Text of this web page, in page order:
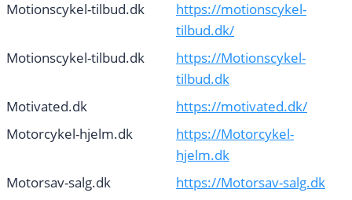
Motionscykel-tilbud.dk
https://motionscykel-
tilbud.dk/
Motionscykel-tilbud.dk
https://Motionscykel-
tilbud.dk
Motivated.dk
https://motivated.dk/
Motorcykel-hjelm.dk
https://Motorcykel-
hjelm.dk
Motorsav-salg.dk
https://Motorsav-salg.dk